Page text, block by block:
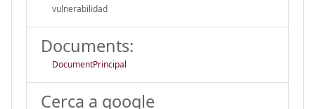
vulnerabilidad
Documents:
DocumentPrincipal
Cerca a google